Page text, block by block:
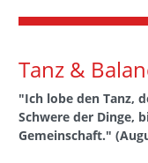
Tanz &
"Ich lobe den Tanz,
Schwere der Dinge,
Gemeinschaft."